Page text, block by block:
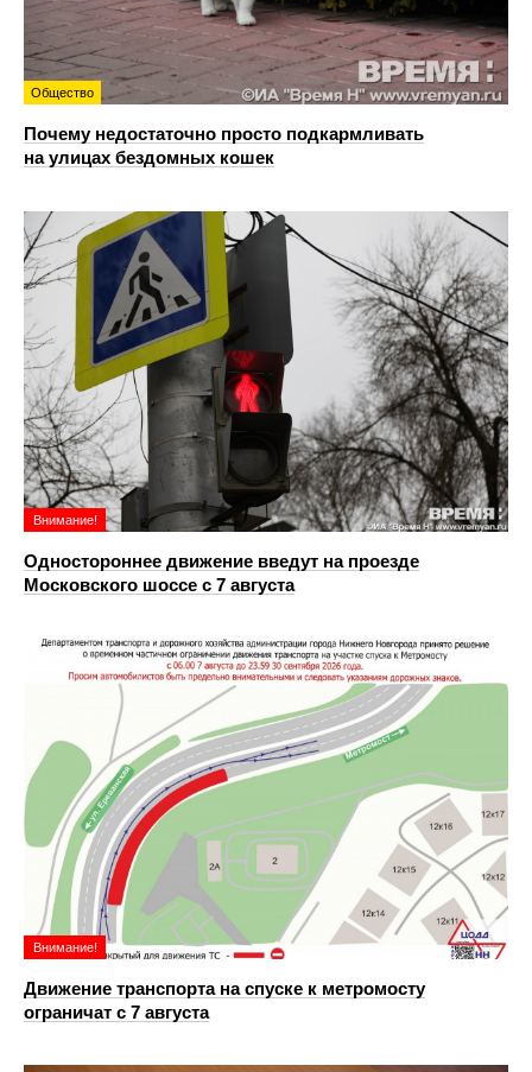
Общество
Почему недостаточно просто подкармливать
на улицах бездомных кошек
Внимание!
Одностороннее движение введут на проезде
Московского шоссе с 7 августа
Внимание!
Движение транспорта на спуске к метромосту
ограничат с 7 августа